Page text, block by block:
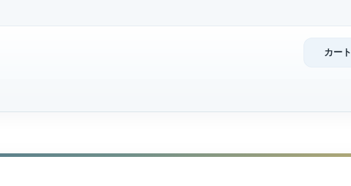
カート